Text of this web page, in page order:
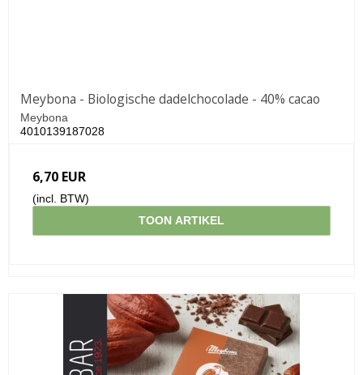
Meybona - Biologische dadelchocolade - 40% cacao
Meybona
4010139187028
6,70 EUR
(incl. BTW)
TOON ARTIKEL